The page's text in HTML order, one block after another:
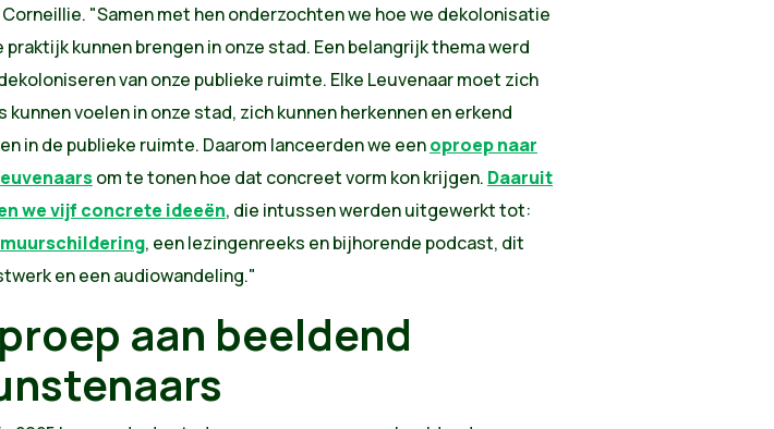
Corneillie. "Samen met hen onderzochten we hoe we dekolonisatie
praktijk kunnen brengen in onze stad. Een belangrijk thema werd
van onze publieke ruimte. Elke Leuvenaar moet zich
kunnen voelen in onze stad, zich kunnen herkennen en erkend
in de publieke ruimte. Daarom lanceerden we eenoproep naar
om te tonen hoe dat concreet vorm kon krijgen. Daaruit
we vijf concrete ideeën, die intussen werden uitgewerkt tot:
muurschildering, een lezingenreeks en bijhorende podcast, dit
en een audiowandeling."
aan beeldend